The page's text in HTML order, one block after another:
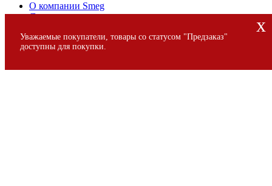
x
Уважаемые покупатели, товары со статусом "Предзаказ"
доступны для покупки.
О компании Smeg
Доставка и оплата
Сервис